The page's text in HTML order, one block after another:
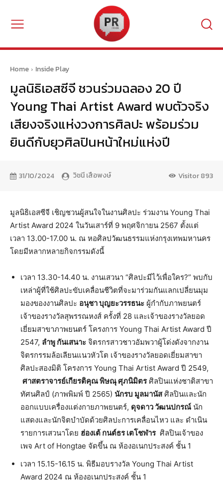
Home Inside Play
มูลนิธิเอสซีจี ชวนร่วมฉลอง 20 ปี
Young Thai Artist Award พบตัวจริง
เสียงจริงแห่งวงการศิลปะ พร้อมร่วม
ยินดีกับยุวศิลปินหน้าใหม่แห่งปี
31/10/2024 วิชนี เสือพงษ์ Visitor893
มูลนิธิเอสซีจี เชิญชวนผู้สนใจในงานศิลปะ ร่วมงาน Young Thai
Artist Award 2024 ในวันเสาร์ที่ 9 พฤศจิกายน 2567 ตั้งแต่
เวลา 13.00-17.00 น. ณ หอศิลปวัฒนธรรมแห่งกรุงเทพมหานคร
โดยมีหลากหลายกิจกรรมดังนี้
เวลา 13.30-14.40 น. งานเสวนา “ศิลปะมีไว้เพื่อใคร?” พบกับ
เหล่าผู้ที่ใช้ศิลปะขับเคลื่อนชีวิตที่จะมาร่วมกันแลกเปลี่ยนมุม
มองของงานศิลปะ อนุชา บุญยะวรรธนะ ผู้กำกับภาพยนตร์
เจ้าของรางวัลสุพรรณหงส์ ครั้งที่ 28 และเจ้าของรางวัลยอด
เยี่ยมสาขาภาพยนตร์ โครงการ Young Thai Artist Award ปี
2547, ลำพู กันเสนาะ จิตรกรสาวชาวอัมพวาผู้โด่งดังจากงาน
จิตรกรรมล้อเลียนแนวหัวโต เจ้าของรางวัลยอดเยี่ยมสาขา
ศิลปะสองมิติ โครงการ Young Thai Artist Award ปี 2549,
ศาสตราจารย์เกียรติคุณ พิษณุ ศุภนิมิตรศิลปินแห่งชาติสาขา
ทัศนศิลป์ (ภาพพิมพ์ ปี 2565) นักรบ มูลมานัสศิลปินและนัก
ออกแบบเครื่องแต่งกายภาพยนตร์, ดุจดาว วัฒนปกรณ์ นัก
แสดงและนักจิตบำบัดด้วยศิลปะการเคลื่อนไหว และ ดำเนิน
รายการเสวนาโดย ฮ่องเต้ กนต์ธร เตโชฬารศิลปินเจ้าของ
เพจ Art of Hongtae จัดขึ้น ณ ห้องอเนกประสงค์ ชั้น 1
เวลา 15.15-16.15 น. พิธีมอบรางวัล Young Thai Artist
Award 2024 ณ ห้องอเนกประสงค์ ชั้น 1